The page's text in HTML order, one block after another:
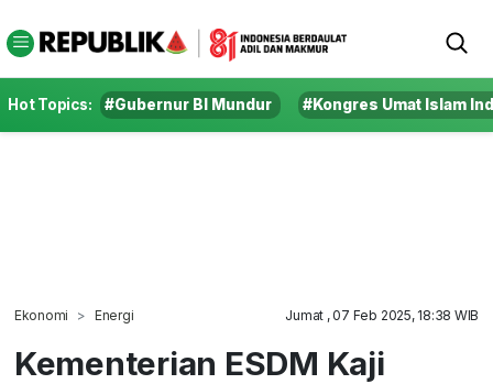
Hot Topics: #Gubernur BI Mundur #Kongres Umat Islam
Ekonomi Energi Jumat , 07 Feb 2025, 18:38 WIB
Kementerian ESDM Kaji